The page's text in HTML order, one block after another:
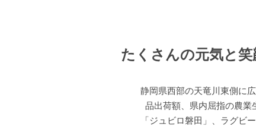
たくさんの元気と
静岡県西部の天竜川東側に
品出荷額、県内屈指の農業
「ジュビロ磐田」、ラグビ